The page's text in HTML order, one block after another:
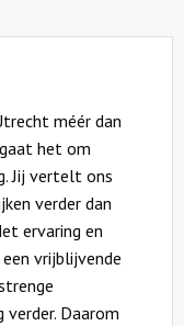
méér dan
het om
Jij vertelt ons
verder dan
ervaring en
vrijblijvende
verder. Daarom